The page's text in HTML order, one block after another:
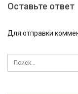
Оставьте ответ
Для отправки